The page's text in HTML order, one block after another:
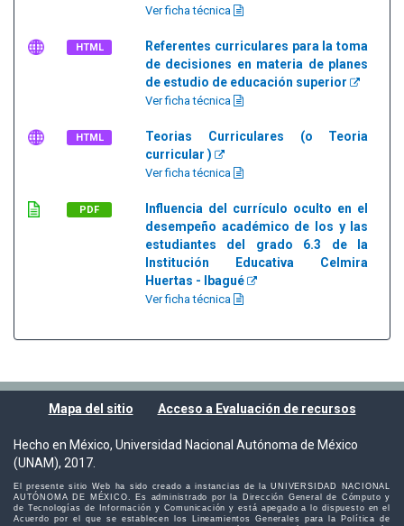
Ver ficha técnica
HTML
Referentes curriculares para la toma
de decisiones en materia de planes
de estudio de educación superior
Ver ficha técnica
HTML
Teorias Curriculares (o Teoria
curricular )
Ver ficha técnica
PDF
Influencia del currículo oculto en el
desempeño académico de los y las
estudiantes del grado 6.3 de la
Institución Educativa Celmira
Huertas - Ibagué
Ver ficha técnica
Mapa del sitio Acceso a Evaluación de recursos
Hecho en México, Universidad Nacional Autónoma de México
(UNAM), 2017.
El presente sitio Web ha sido creado a instancias de la UNIVERSIDAD NACIONAL
AUTÓNOMA DE MÉXICO. Es administrado por la Dirección General de Cómputo y
de Tecnologías de Información y Comunicación y está apegado a lo dispuesto en el
Acuerdo por el que se establecen los Lineamientos Generales para la Política de